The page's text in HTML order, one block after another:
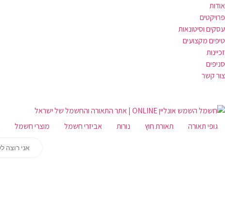
אודות
פרויקטים
עסקים וסיטונאות
טיפים מקצועים
זכיינות
סניפים
צור קשר
גופי תאורה תאורת חוץ נורות אביזרי חשמל מוצרי חשמל